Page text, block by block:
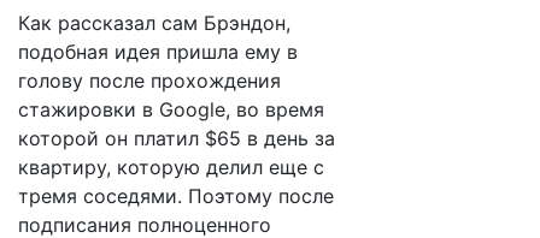
Как рассказал сам Брэндон,
подобная идея пришла ему в
голову после прохождения
стажировки в Google, во время
которой он платил $65 в день за
квартиру, которую делил еще с
тремя соседями. Поэтому после
подписания полноценного